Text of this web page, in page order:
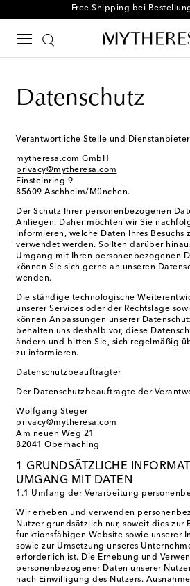
Kostenloser Umtausch
Datenschutz
Verantwortliche Stelle und Dienstanbieter
mytheresa.com GmbH
privacy@mytheresa.com
Einsteinring 9
85609 Aschheim/München.
Der Schutz Ihrer personenbezogenen
Anliegen. Daher möchten wir Sie
informieren, welche Daten Ihres Besuchs
verwendet werden. Sollten darüber
Umgang mit Ihren personenbezogenen
können Sie sich gerne an unseren
wenden.
Die ständige technologische
unserer Services oder der Rechtslage
können Anpassungen unserer
behalten uns deshalb vor, diese
ändern und bitten Sie, sich regelmäßig
zu informieren.
Datenschutzbeauftragter
Der Datenschutzbeauftragte der
Wolfgang Steger
privacy@mytheresa.com
​Am neuen Weg 21
82041 Oberhaching
1 GRUNDSÄTZLICHE
UMGANG MIT DATEN
1.1 Umfang der Verarbeitung
Wir erheben und verwenden
Nutzer grundsätzlich nur, soweit dies zur
funktionsfähigen Website sowie unserer
sowie zur Umsetzung unseres
erforderlich ist. Die Erhebung und
personenbezogener Daten unserer
nach Einwilligung des Nutzers.